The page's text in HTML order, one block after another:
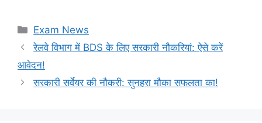
Categories
Exam News
रेलवे विभाग में BDS के लिए सरकारी नौकरियां: ऐसे करें
आवेदन!
सरकारी सर्वेयर की नौकरी: सुनहरा मौका सफलता का!